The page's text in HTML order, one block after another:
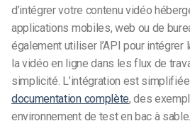
d’intégrer votre contenu vidéo
applications mobiles, web ou de
également utiliser l’API pour
la vidéo en ligne dans les flux de
simplicité. L’intégration est
documentation complète, des
environnement de test en bac à sable.